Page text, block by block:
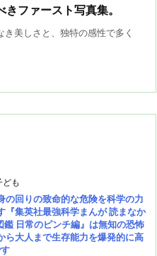
ファースト写真集。
美しさと、独特の感性で多く
ども
の回りの致命的な危険を科学の力
『集英社最強科学まんが 読まなか
鑑 日常のピンチ編』は無知の恐怖
ら大人まで生存能力を爆発的に高